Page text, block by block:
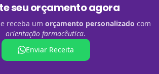
seu orçamento agora
receba um orçamento personalizado com
orientação farmacêutica.
Enviar Receita